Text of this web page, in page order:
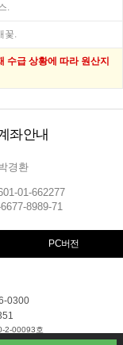
.
꽃.
수급 상황에 따라 원산지
좌안내
경환
01-662277
8989-71
PC버전
0300
2-00093호
경환